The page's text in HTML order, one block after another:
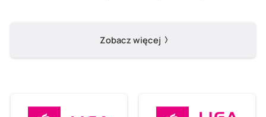
Zobacz więcej